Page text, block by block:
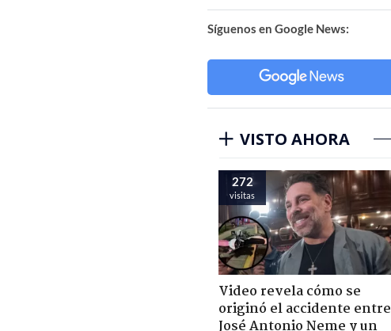
Síguenos en Google News:
VISTO AHORA
272
visitas
Video revela cómo se
originó el accidente entre
José Antonio Neme y un